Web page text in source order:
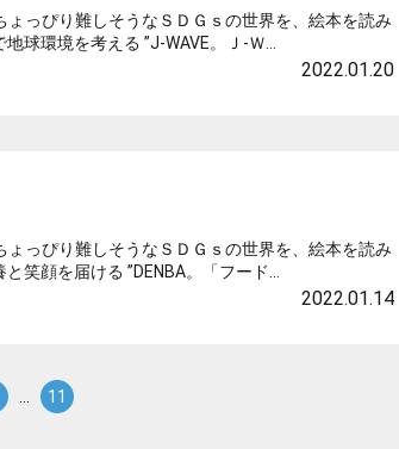
っぴり難しそうなＳＤＧｓの世界を、絵本を読み
環境を考える ”J-WAVE。Ｊ-Ｗ...
2022.01.20
っぴり難しそうなＳＤＧｓの世界を、絵本を読み
顔を届ける ”DENBA。「フード...
2022.01.14
11